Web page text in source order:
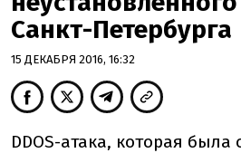
Санкт-Петербурга
15 ДЕКАБРЯ 2016, 16:32
DDOS-атака, которая была